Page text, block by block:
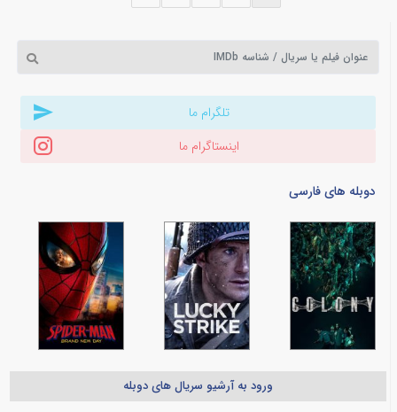
تلگرام ما
اینستاگرام ما
دوبله های فارسی
ورود به آرشیو سریال های دوبله